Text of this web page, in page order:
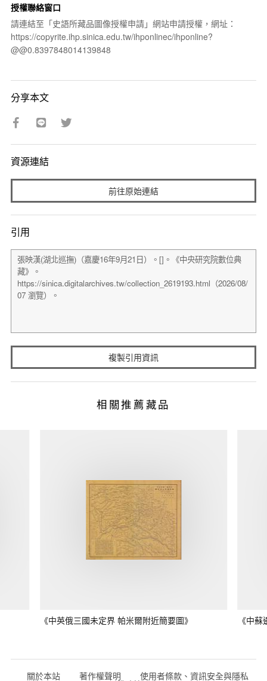
授權聯絡窗口
請連結至「史語所藏品圖像授權申請」網站申請授權，網址：
https://copyrite.ihp.sinica.edu.tw/ihponlinec/ihponline?
@@0.8397848014139848
分享本文
資源連結
前往原始連結
引用
複製引用資訊
相關推薦藏品
《中英俄三國未定界 帕米爾附近簡要圖》 《中
關於本站 著作權聲明 使用者條款、資訊安全與隱私